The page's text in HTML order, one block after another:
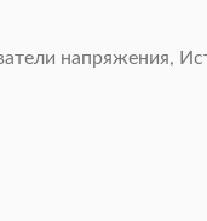
напряжения,